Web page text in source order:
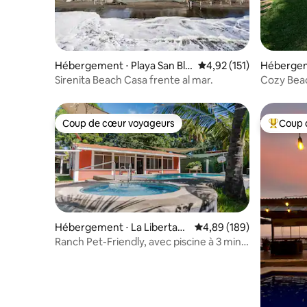
Hébergement ⋅ Playa San Bla
s
Évaluation moyenne
4,92 (151)
Sirenita Beach Casa frente al mar.
El
Cozy
Coup de cœur voyageurs
Coup de cœur voyageurs
Hébergement ⋅ La Libertad,
El Salvador
Évaluation moyenne
4,89 (189)
Ranch Pet-Friendly, avec piscine à 3 min
Coups
Coup